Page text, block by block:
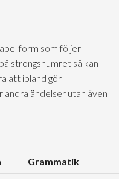
som följer
strongsnumret så kan
att ibland gör
ändelser utan även
Grammatik